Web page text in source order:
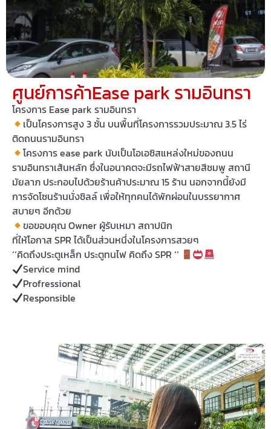
ศูนย์การค้าEase park รามอินทรา
โครงการ Ease park รามอินทรา
เป็นโครงการสูง 3 ชั้น บนพื้นที่โครงการรวมประมาณ 3.5 ไร่
ติดถนนรามอินทรา
โครงการ ease park นับเป็นโอเอซิสแหล่งใหม่ของถนน
รามอินทราเส้นหลัก ซึ่งในอนาคตจะมีรถไฟฟ้าสายสีชมพู สถานี
มัยลาภ ประกอบไปด้วยร้านค้าประมาณ 15 ร้าน นอกจากนี้ยังมี
การจัดโซนร้านนั่งชิลล์ เพื่อให้ทุกคนได้พักผ่อนในบรรยากาศ
สบายๆ อีกด้วย
ขอขอบคุณ Owner ผู้รับเหมา สถาปนิก
ที่ให้โอกาส SPR ได้เป็นส่วนหนึ่งในโครงการสวยๆ
‘‘คิดถึงประตูเหล็ก ประตูทนไฟ คิดถึง SPR ‘’
Service mind
Profressional
Responsible